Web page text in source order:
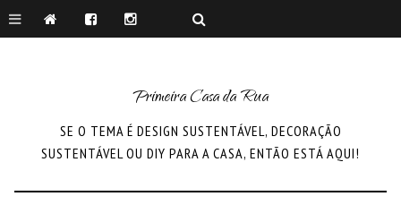
Primeira Casa da Rua
SE O TEMA É DESIGN SUSTENTÁVEL, DECORAÇÃO
SUSTENTÁVEL OU DIY PARA A CASA, ENTÃO ESTÁ AQUI!